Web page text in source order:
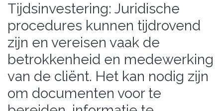
Tijdsinvestering: Juridische
procedures kunnen tijdrovend
zijn en vereisen vaak de
betrokkenheid en medewerking
van de cliënt. Het kan nodig zijn
om documenten voor te